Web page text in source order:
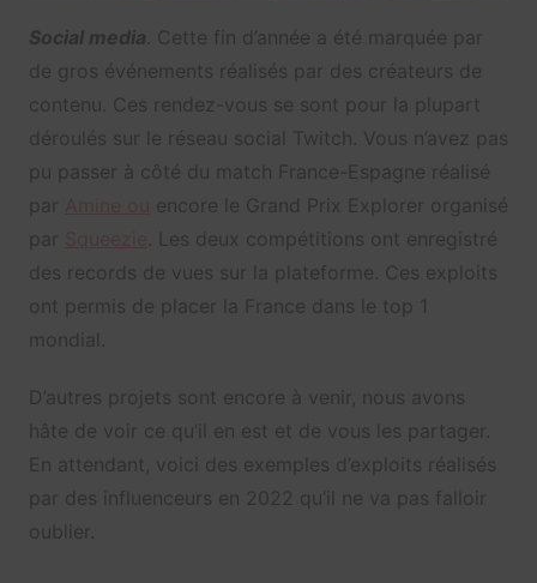
Social media . Cette fin d’année a été marquée par
de gros événements réalisés par des créateurs de
contenu. Ces rendez-vous se sont pour la plupart
déroulés sur le réseau social Twitch. Vous n’avez pas
pu passer à côté du match France-Espagne réalisé
par
encore le Grand Prix Explorer organisé
par
. Les deux compétitions ont enregistré
des records de vues sur la plateforme. Ces exploits
ont permis de placer la France dans le top 1
mondial.
D’autres projets sont encore à venir, nous avons
hâte de voir ce qu’il en est et de vous les partager.
En attendant, voici des exemples d’exploits réalisés
par des influenceurs en 2022 qu’il ne va pas falloir
oublier.